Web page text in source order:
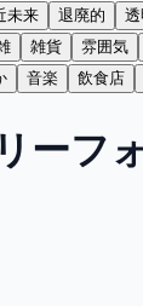
未来 退廃的
雑貨 雰囲気
音楽 飲食店
ーフ